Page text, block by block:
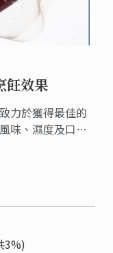
飪效果
力於獲得最佳的
味、濕度及口
、雞肉、魚及蛋
3%)